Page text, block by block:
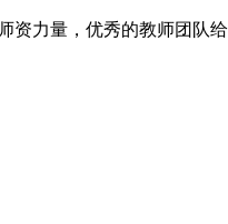
力量，优秀的教师团队